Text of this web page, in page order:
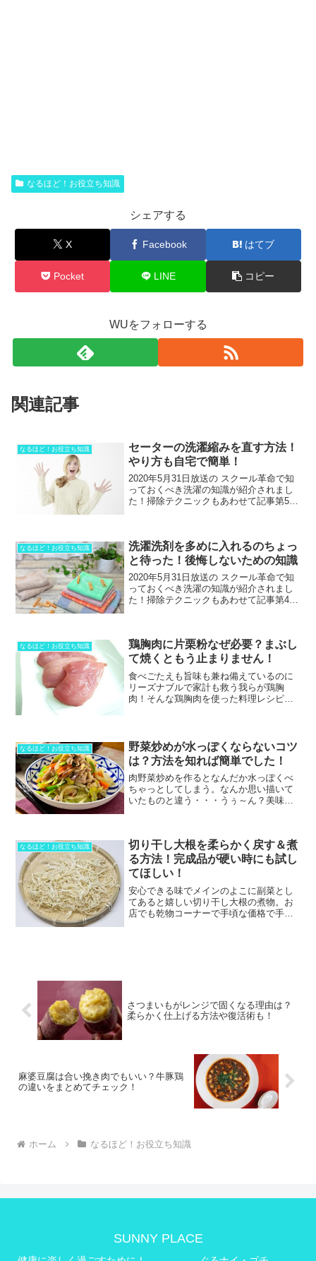
なるほど！お役立ち知識
シェアする
X Facebook はてブ
Pocket LINE コピー
WUをフォローする
関連記事
なるほど！お役立ち知識
セーターの洗濯縮みを直す方法！
やり方も自宅で簡単！
2020年5月31日放送の スクール革命で知
っておくべき洗濯の知識が紹介されまし
た！掃除テクニックもあわせて記事第5段
なる洗濯方法！」も！...
なるほど！お役立ち知識
洗濯洗剤を多めに入れるのちょっ
と待った！後悔しないための知識
2020年5月31日放送の スクール革命で知
っておくべき洗濯の知識が紹介されまし
た！掃除テクニックもあわせて記事第4段
グサービス「タ...
なるほど！お役立ち知識
鶏胸肉に片栗粉なぜ必要？まぶし
て焼くともう止まりません！
食べごたえも旨味も兼ね備えているのに
リーズナブルで家計も救う我らが鶏胸
肉！そんな鶏胸肉を使った料理レシピを
はぶきたいのですが・・・。...
なるほど！お役立ち知識
野菜炒めが水っぽくならないコツ
は？方法を知れば簡単でした！
肉野菜炒めを作るとなんだか水っぽくべ
ちゃっとしてしまう。なんか思い描いて
いたものと違う・・・うぅ～ん？美味し
た肉野菜炒めを美味しく...
なるほど！お役立ち知識
切り干し大根を柔らかく戻す＆煮
る方法！完成品が硬い時にも試し
てほしい！
安心できる味でメインのよこに副菜とし
てあると嬉しい切り干し大根の煮物。お
店でも乾物コーナーで手頃な価格で手に
さつまいもがレンジで固くなる理由は？
柔らかく仕上げる方法や復活術も！
麻婆豆腐は合い挽き肉でもいい？牛豚鶏
の違いをまとめてチェック！
ホーム なるほど！お役立ち知識
SUNNY PLACE